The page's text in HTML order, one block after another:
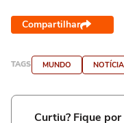
Compartilhar
TAGS MUNDO
Curtiu? Fique